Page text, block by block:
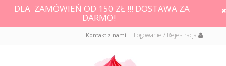
DLA ZAMÓWIEŃ OD 150 ZŁ !!! DOSTAWA ZA
DARMO!
Logowanie / Rejestracja
Kontakt z nami